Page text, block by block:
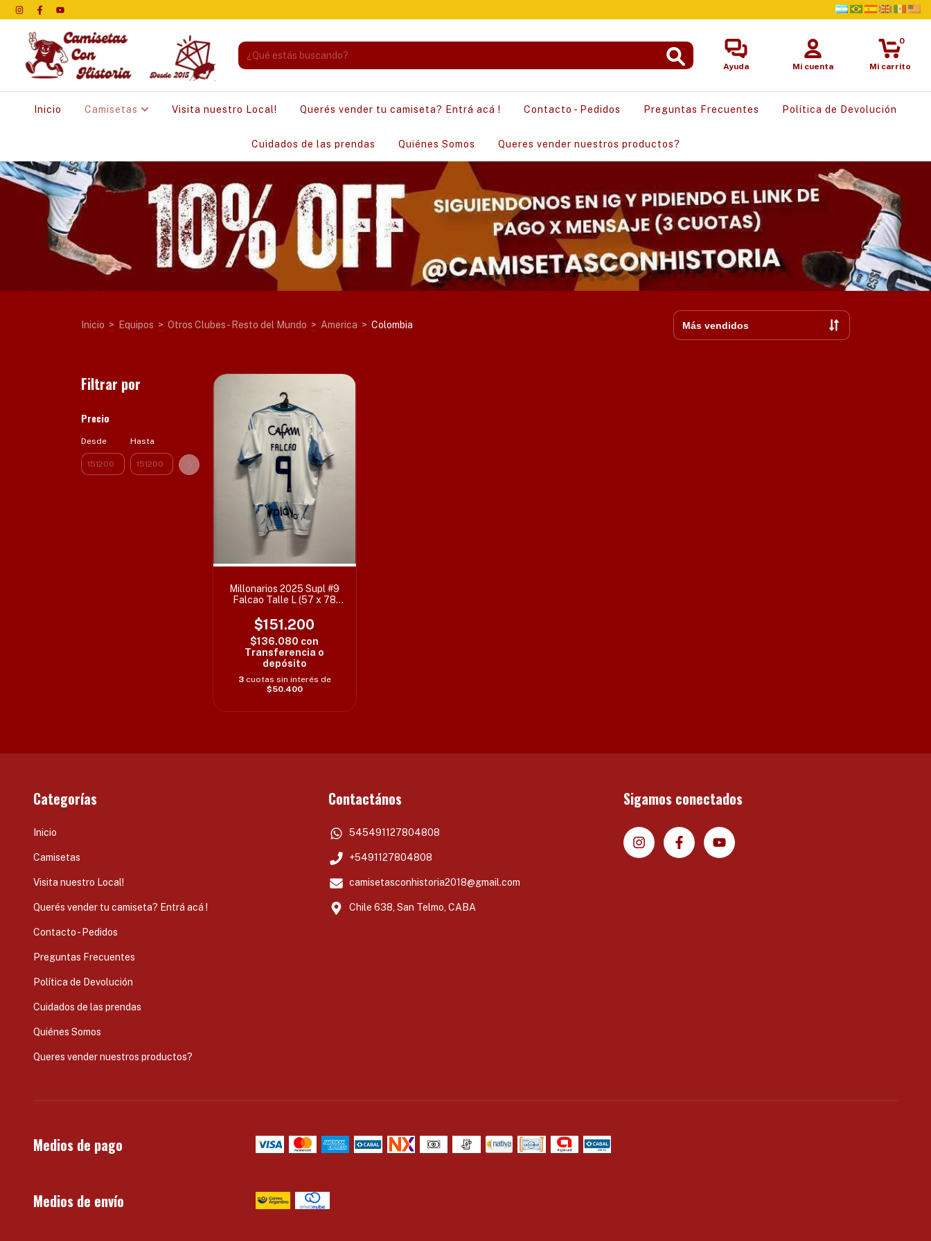
Ayuda Mi cuenta Mi carrito
0
Inicio Camisetas Visita nuestro Local! Querés vender tu camiseta? Entrá acá ! Contacto - Pedidos Preguntas Frecuentes Política de Devolución
Cuidados de las prendas Quiénes Somos Queres vender nuestros productos?
Inicio > Equipos > Otros Clubes - Resto del Mundo > America > Colombia
Filtrar por
Precio
Desde Hasta
Millonarios 2025 Supl #9
Falcao Talle L (57 x 78
$151.200
$136.080 con
Transferencia o
depósito
3 cuotas sin interés de
$50.400
Categorías
Inicio
Camisetas
Visita nuestro Local!
Querés vender tu camiseta? Entrá acá !
Contacto - Pedidos
Preguntas Frecuentes
Política de Devolución
Cuidados de las prendas
Quiénes Somos
Queres vender nuestros productos?
Contactános
545491127804808
+5491127804808
camisetasconhistoria2018@gmail.com
Chile 638, San Telmo, CABA
Sigamos conectados
Medios de pago
Medios de envío